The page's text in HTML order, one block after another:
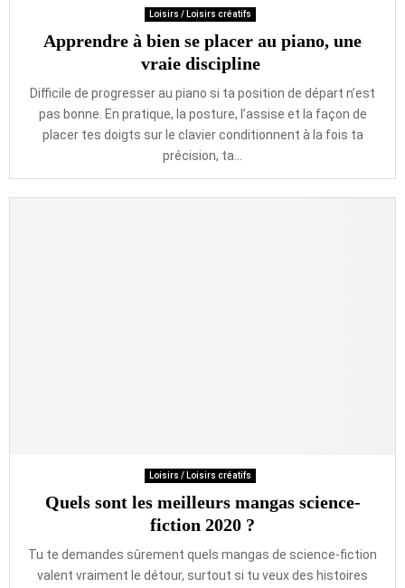
Loisirs / Loisirs créatifs
Apprendre à bien se placer au piano, une
vraie discipline
Difficile de progresser au piano si ta position de départ n’est
pas bonne. En pratique, la posture, l’assise et la façon de
placer tes doigts sur le clavier conditionnent à la fois ta
précision, ta...
Loisirs / Loisirs créatifs
Quels sont les meilleurs mangas science-
fiction 2020 ?
Tu te demandes sûrement quels mangas de science-fiction
valent vraiment le détour, surtout si tu veux des histoires